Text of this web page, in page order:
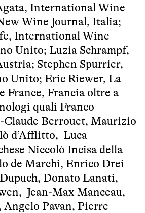
International Wine
Wine Journal, Italia;
International Wine
Unito; Luzia Schrampf,
Stephen Spurrier,
Unito; Eric Riewer, La
France, Francia oltre a
quali Franco
Claude Berrouet, Maurizio
d’Afflitto, Luca
Niccolò Incisa della
de Marchi, Enrico Drei
Donato Lanati,
Jean-Max Manceau,
Pavan, Pierre